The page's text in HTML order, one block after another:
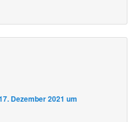
Dezember 2021 um